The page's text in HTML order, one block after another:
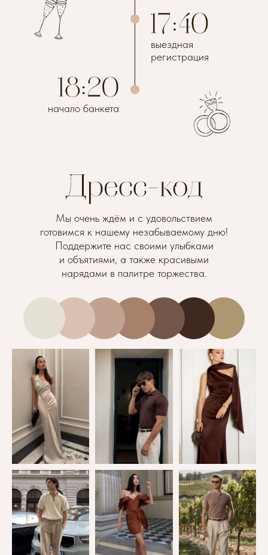
начало банкета
выездная
регистрация
Мы очень ждём и с удовольствием
готовимся к нашему незабываемому дню!
Поддержите нас своими улыбками
и объятиями, а также красивыми
нарядами в палитре торжества.